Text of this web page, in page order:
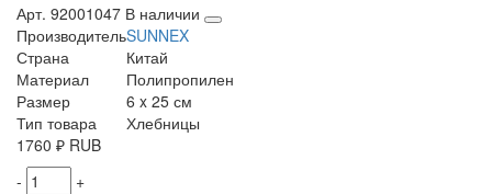
Арт. 92001047 В наличии
ПроизводительSUNNEX
Страна
Китай
Материал
Полипропилен
Размер
6 x 25 см
Тип товара
Хлебницы
1760 ₽ RUB
-
+